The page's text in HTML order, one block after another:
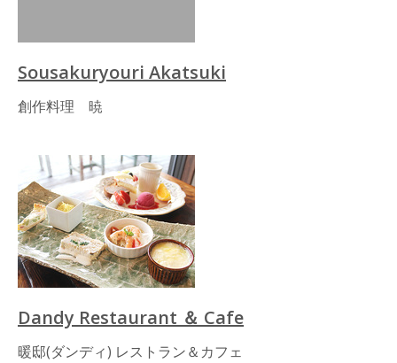
Sousakuryouri Akatsuki
創作料理 暁
Dandy Restaurant ＆ Cafe
暖邸(ダンディ) レストラン＆カフェ